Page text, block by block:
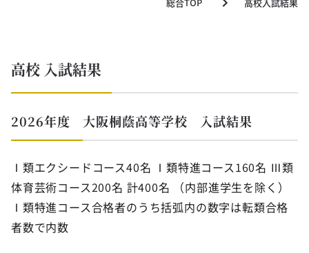
高校 入試結果
2026年度 大阪桐蔭高等学校 入試結果
Ⅰ類エクシードコース40名 Ⅰ類特進コース160名 Ⅲ類
体育芸術コース200名 計400名 （内部進学生を除く）
Ⅰ類特進コース合格者のうち括弧内の数字は転類合格
者数で内数